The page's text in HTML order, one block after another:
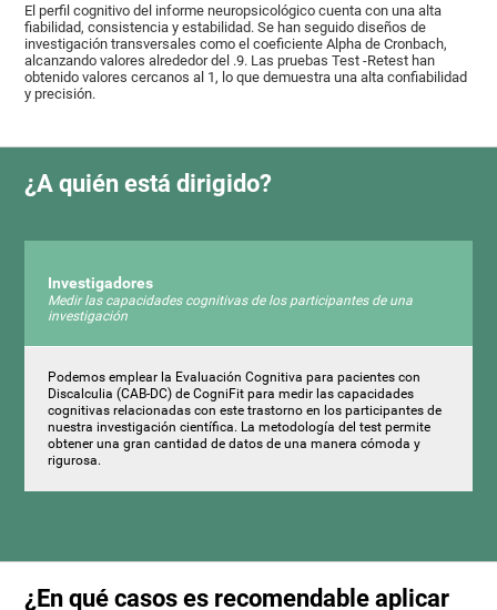
El perfil cognitivo del informe neuropsicológico cuenta con una alta
fiabilidad, consistencia y estabilidad. Se han seguido diseños de
investigación transversales como el coeficiente Alpha de Cronbach,
alcanzando valores alrededor del .9. Las pruebas Test -Retest han
obtenido valores cercanos al 1, lo que demuestra una alta confiabilidad
y precisión.
¿A quién está dirigido?
Investigadores
Medir las capacidades cognitivas de los participantes de una
investigación
Podemos emplear la Evaluación Cognitiva para pacientes con
Discalculia (CAB-DC) de CogniFit para medir las capacidades
cognitivas relacionadas con este trastorno en los participantes de
nuestra investigación científica. La metodología del test permite
obtener una gran cantidad de datos de una manera cómoda y
rigurosa.
¿En qué casos es recomendable aplicar